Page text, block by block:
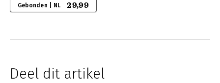
Gebonden | NL 29,99
Deel dit artikel